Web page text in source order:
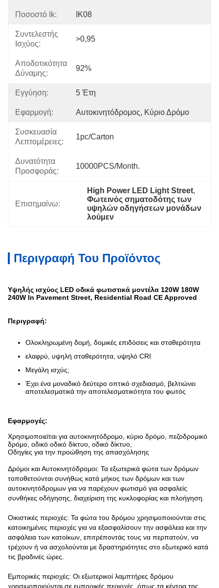
Ποσοστό Ik: IK08
Συντελεστής
Ισχύος:
>0,95
Αποδοτικότητα
Δύναμης:
92%
Εγγύηση: 5 Έτη
Εφαρμογή: Αυτοκινητόδρομος, Κύριο Δρόμο
Συσκευασία
Λεπτομέρειες:
1pc/carton
Δυνατότητα
Προσφοράς:
10000PCS/Month.
Επισημαίνω:
High Power LED Light Street,
Φωτεινός σηματοδότης των
υψηλών οδηγήσεων μονάδων
λούμεν
Περιγραφή Του Προϊόντος
Υψηλής ισχύος LED οδικά φωτιστικά μοντέλα 120W 180W
240W In Pavement Street, Residential Road CE Approved
Περιγραφή:
Ολοκληρωμένη δομή, δομικές επιδόσεις και σταθερότητα
ελαφρύ, υψηλή σταθερότητα, υψηλό CRI
Μεγάλη ισχύς;
Έχει ένα μοναδικό δεύτερο οπτικό σχεδιασμό, βελτιώνει
αποτελεσματικά την αποτελεσματικότητα του φωτός
Εφαρμογές:
Χρησιμοποιείται για αυτοκινητόδρομο, κύριο δρόμο, πεζοδρομικό
δρόμο, οδικό οδικό δίκτυο, οδικό δίκτυο,
Οδηγίες για την προώθηση της απασχόλησης
Δρόμοι και Αυτοκινητόδρομοι: Τα εξωτερικά φώτα των δρόμων
τοποθετούνται συνήθως κατά μήκος των δρόμων και των
αυτοκινητόδρομων για να παρέχουν φωτισμό για ασφαλείς
συνθήκες οδήγησης, διαχείριση της κυκλοφορίας και πλοήγηση.
Οικιστικές περιοχές: Τα φώτα του δρόμου χρησιμοποιούνται στις
κατοικημένες περιοχές για να εξασφαλίσουν την ασφάλεια και την
ασφάλεια των κατοίκων, επιτρέποντάς τους να περπατούν, να
τρέχουν ή να ασχολούνται με δραστηριότητες στο εξωτερικό κατά
τις βραδινές ώρες.
Εμπορικές περιοχές: Οι εξωτερικοί λαμπτήρες δρόμου
χρησιμοποιούνται σε εμπορικές περιοχές, όπως τα κέντρα της